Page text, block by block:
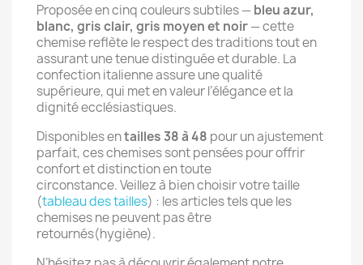
Proposée en cinq couleurs subtiles —bleu azur,
blanc, gris clair, gris moyen et noir— cette
chemise reflète le respect des traditions tout en
assurant une tenue distinguée et durable. La
confection italienne assure une qualité
supérieure, qui met en valeur l’élégance et la
dignité ecclésiastiques.
Disponibles entailles 38 à 48 pour un ajustement
parfait, ces chemises sont pensées pour offrir
confort et distinction en toute
circonstance. Veillez à bien choisir votre taille
(tableau des tailles) : les articles tels que les
chemises ne peuvent pas être
retournés(hygiène).